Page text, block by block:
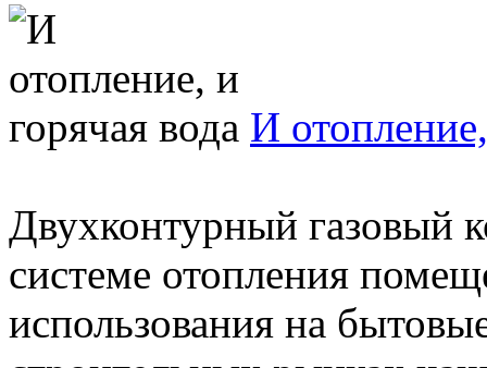
И
Двухконтурный газовый
системе отопления
использования на